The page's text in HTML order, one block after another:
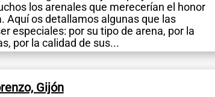
los arenales que merecerían el honor
Aquí os detallamos algunas que las
especiales: por su tipo de arena, por la
por la calidad de sus...
Gijón